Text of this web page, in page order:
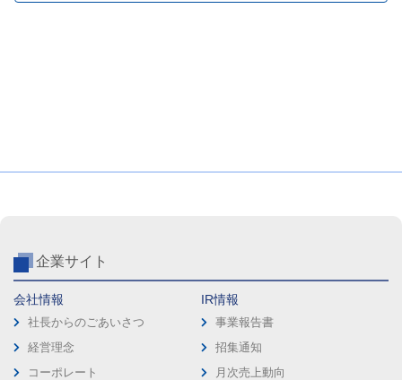
企業サイト
会社情報
社長からのごあいさつ
経営理念
コーポレート
IR情報
事業報告書
招集通知
月次売上動向